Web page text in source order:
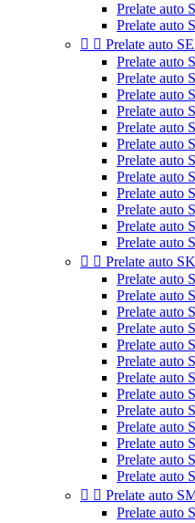
Prelate auto
Prelate auto
  Prelate auto
Prelate auto
Prelate auto
Prelate auto
Prelate auto
Prelate auto
Prelate auto
Prelate auto
Prelate auto
Prelate auto
Prelate auto
Prelate auto
Prelate auto
  Prelate auto
Prelate auto
Prelate auto
Prelate auto
Prelate auto
Prelate auto
Prelate auto
Prelate auto
Prelate auto
Prelate auto
Prelate auto
Prelate auto
Prelate auto
Prelate auto
  Prelate auto
Prelate auto